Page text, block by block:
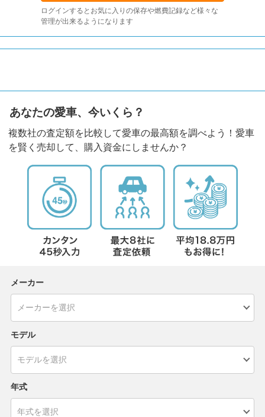
ログインするとお気に入りの保存や燃費記録など様々な
管理が出来るようになります
あなたの愛車、今いくら？
複数社の査定額を比較して愛車の最高額を調べよう！愛車
を賢く売却して、購入資金にしませんか？
メーカー
モデル
年式